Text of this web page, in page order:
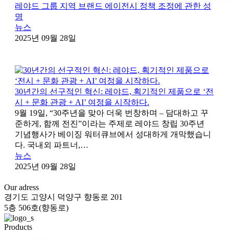
레야드 그룹 지역 브랜드 에이전시 정책 조정에 관한 성
명
뉴스
2025년 09월 28일
30년간의 선구적인 혁신: 레야드, 획기적인 제품으로 ‘전
시 + 문화 관광 + AI’ 여정을 시작하다.
9월 19일, “30주년을 맞아 더욱 번창하며 – 담대하고 꾸
준하게, 함께 전진”이라는 주제로 레야드 창립 30주년
기념행사가 베이징 워터큐브에서 성대하게 개막했습니
다. 국내외 파트너,…
뉴스
2025년 09월 28일
Our adress
경기도 고양시 덕양구 향동로 201
5층 506호(향동로)
Products